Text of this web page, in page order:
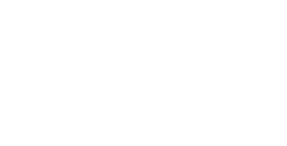
Wir haben aus
her gefunden und
herzlich vom
wurde
lesen